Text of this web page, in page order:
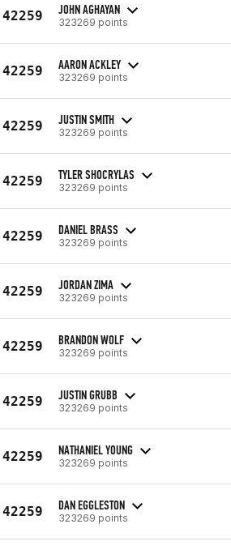
42259 JOHN AGHAYAN
323269 points
42259 AARON ACKLEY
323269 points
42259 JUSTIN SMITH
323269 points
42259 TYLER SHOCRYLAS
323269 points
42259 DANIEL BRASS
323269 points
42259 JORDAN ZIMA
323269 points
42259 BRANDON WOLF
323269 points
42259 JUSTIN GRUBB
323269 points
42259 NATHANIEL YOUNG
323269 points
42259 DAN EGGLESTON
323269 points